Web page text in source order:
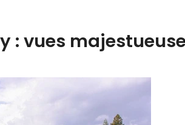
: vues